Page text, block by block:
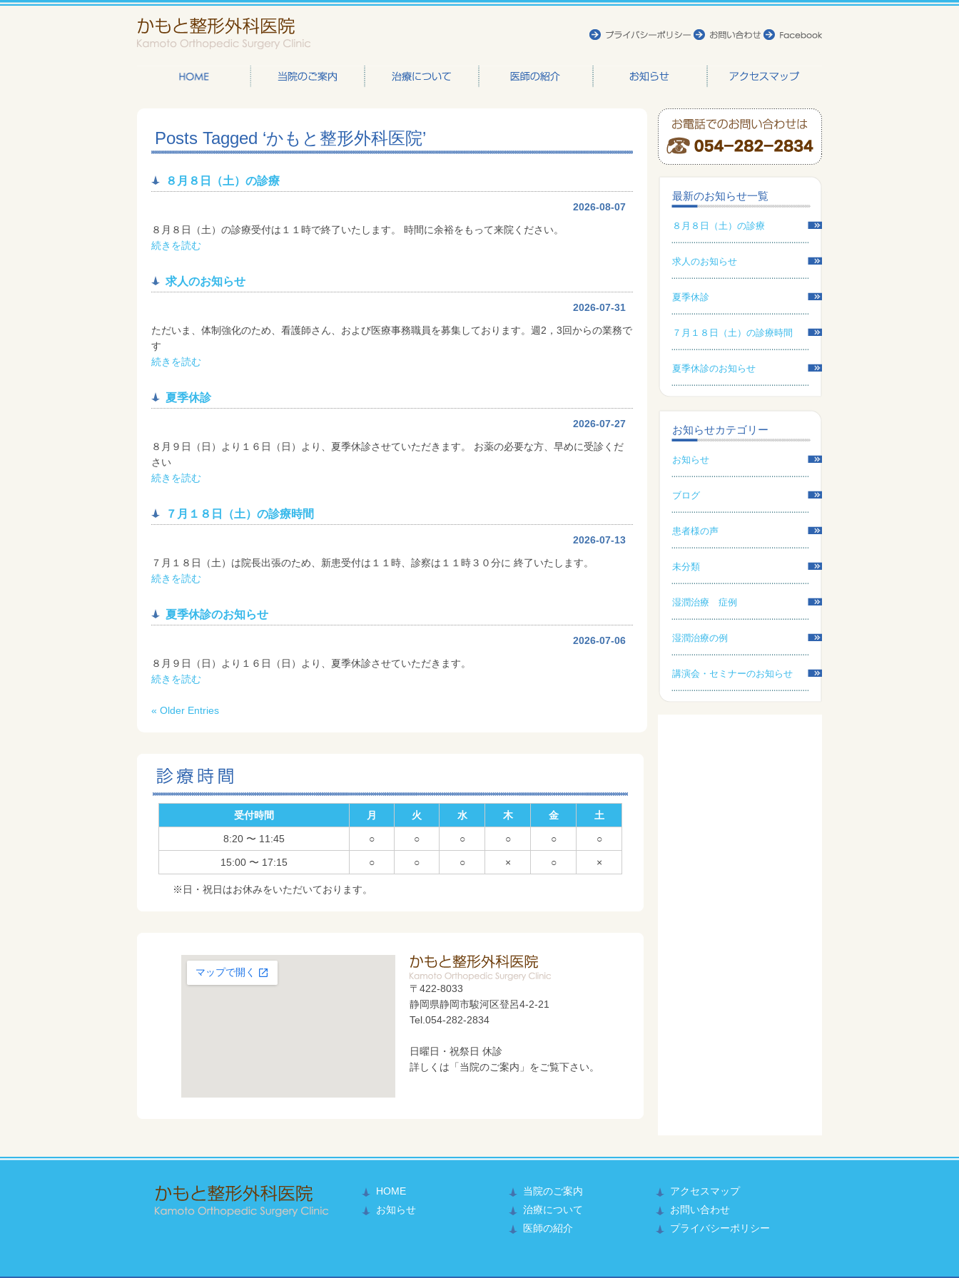
Posts Tagged ‘かもと整形外科医院’
８月８日（土）の診療
2026-08-07
８月８日（土）の診療受付は１１時で終了いたします。 時間に余裕をもって来院ください。
続きを読む
求人のお知らせ
2026-07-31
ただいま、体制強化のため、看護師さん、および医療事務職員を募集しております。週2，3回からの業務で
す
続きを読む
夏季休診
2026-07-27
８月９日（日）より１６日（日）より、夏季休診させていただきます。 お薬の必要な方、早めに受診くだ
さい
続きを読む
７月１８日（土）の診療時間
2026-07-13
７月１８日（土）は院長出張のため、新患受付は１１時、診察は１１時３０分に 終了いたします。
続きを読む
夏季休診のお知らせ
2026-07-06
８月９日（日）より１６日（日）より、夏季休診させていただきます。
続きを読む
« Older Entries
最新のお知らせ一覧
８月８日（土）の診療
求人のお知らせ
夏季休診
７月１８日（土）の診療時間
夏季休診のお知らせ
お知らせカテゴリー
お知らせ
ブログ
患者様の声
未分類
湿潤治療 症例
湿潤治療の例
講演会・セミナーのお知らせ
受付時間 月 火 水 木 金 土
8:20 〜 11:45 ○ ○ ○ ○ ○ ○
15:00 〜 17:15 ○ ○ ○ × ○ ×
※日・祝日はお休みをいただいております。
〒422-8033
静岡県静岡市駿河区登呂4-2-21
Tel.054-282-2834
日曜日・祝祭日 休診
詳しくは「当院のご案内」をご覧下さい。
かもと整形外科医院
HOME
お知らせ
当院のご案内
治療について
医師の紹介
アクセスマップ
お問い合わせ
プライバシーポリシー